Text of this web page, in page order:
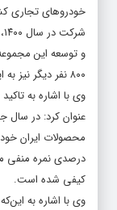
خودروهای تجاری
۸۰۰ نفر دیگر نیز به این مجموعه خودروساز افزوده خواهد شد.
وی با اشاره به
درصدی نمره منفی
کیفی شده است.
وی با اشاره به